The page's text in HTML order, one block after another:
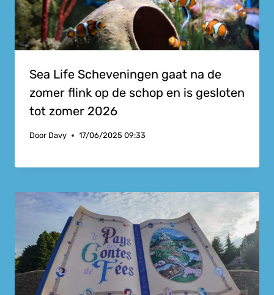
Sea Life Scheveningen gaat na de
zomer flink op de schop en is gesloten
tot zomer 2026
Door Davy 17/06/2025 09:33